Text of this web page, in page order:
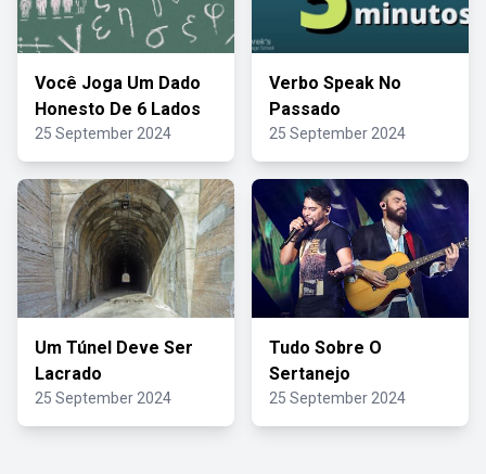
Você Joga Um Dado
Honesto De 6 Lados
25 September 2024
Verbo Speak No
Passado
25 September 2024
Um Túnel Deve Ser
Lacrado
25 September 2024
Tudo Sobre O
Sertanejo
25 September 2024